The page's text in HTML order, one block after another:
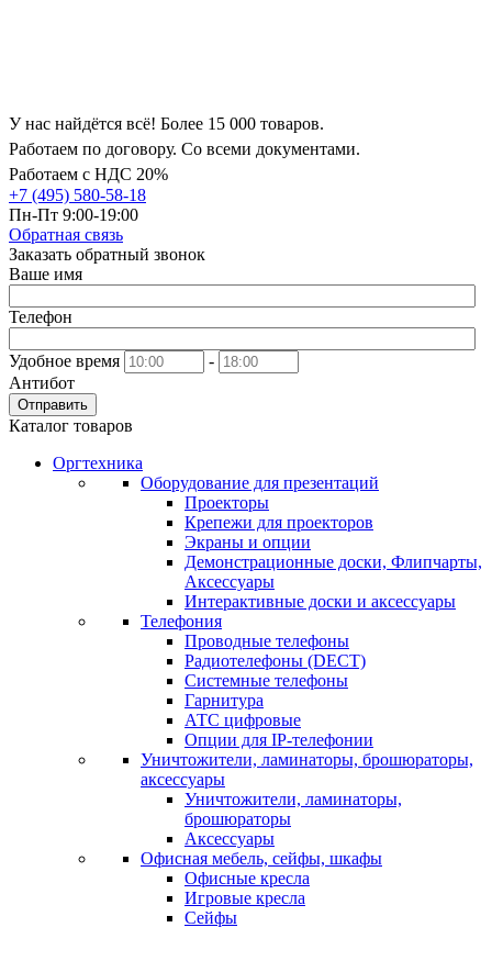
У нас найдётся всё! Более 15 000 товаров.
Работаем по договору. Со всеми документами.
Работаем с НДС 20%
+7 (495) 580-58-18
Пн-Пт 9:00-19:00
Обратная связь
Заказать обратный звонок
Ваше имя
Телефон
Удобное время
-
Антибот
Отправить
Каталог товаров
Оргтехника
Оборудование для презентаций
Проекторы
Крепежи для проекторов
Экраны и опции
Демонстрационные доски, Флипчарты,
Аксессуары
Интерактивные доски и аксессуары
Телефония
Проводные телефоны
Радиотелефоны (DECT)
Системные телефоны
Гарнитура
АТС цифровые
Опции для IP-телефонии
Уничтожители, ламинаторы, брошюраторы,
аксессуары
Уничтожители, ламинаторы,
брошюраторы
Аксессуары
Офисная мебель, сейфы, шкафы
Офисные кресла
Игровые кресла
Сейфы